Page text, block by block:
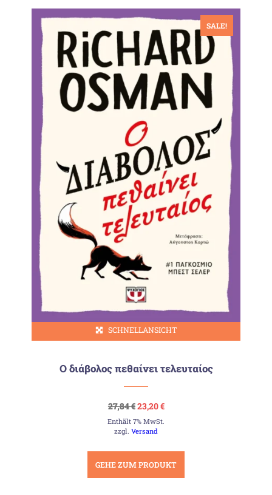
SALE!
SCHNELLANSICHT
Ο διάβολος πεθαίνει τελευταίος
27,84€Ursprünglicher
Preis
war:
27,84 €
23,20€Aktueller
ist:
Enthält 7% MwSt.
zzgl.Versand
GEHE ZUM PRODUKT